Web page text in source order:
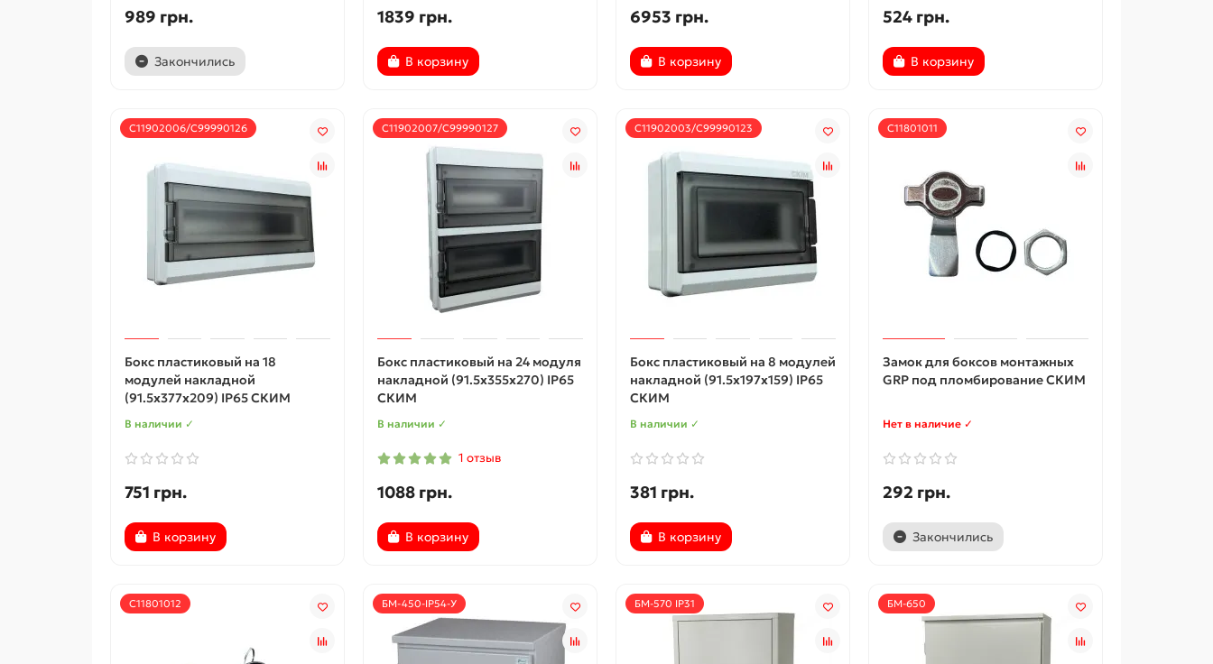
989 грн.
Закончились
1839 грн.
В корзину
6953 грн.
В корзину
524 грн.
В корзину
С11902006/С99990126
Бокс пластиковый на 18
модулей накладной
(91.5х377х209) IP65 СКИМ
В наличии ✓
751 грн.
В корзину
С11902007/С99990127
Бокс пластиковый на 24 модуля
накладной (91.5х355х270) IP65
СКИМ
В наличии ✓
1 отзыв
1088 грн.
В корзину
С11902003/С99990123
Бокс пластиковый на 8 модулей
накладной (91.5х197х159) IP65
СКИМ
В наличии ✓
381 грн.
В корзину
С11801011
Замок для боксов монтажных
GRP под пломбирование СКИМ
Нет в наличие ✓
292 грн.
Закончились
С11801012 БМ-450-IP54-У БМ-570 IP31 БМ-650